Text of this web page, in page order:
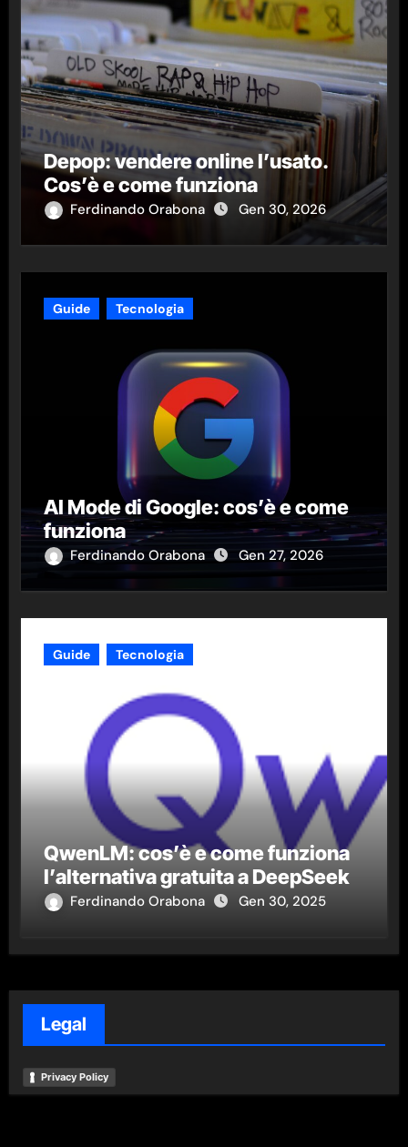
Depop: vendere online l’usato.
Cos’è e come funziona
Ferdinando Orabona Gen 30, 2026
Guide Tecnologia
AI Mode di Google: cos’è e come
funziona
Ferdinando Orabona Gen 27, 2026
Guide Tecnologia
QwenLM: cos’è e come funziona
l’alternativa gratuita a DeepSeek
Ferdinando Orabona Gen 30, 2025
Legal
Privacy Policy